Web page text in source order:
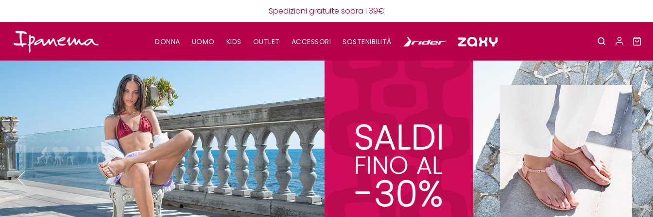
Spedizioni gratuite sopra i 39€
DONNA UOMO KIDS OUTLET ACCESSORI SOSTENIBILITÀ